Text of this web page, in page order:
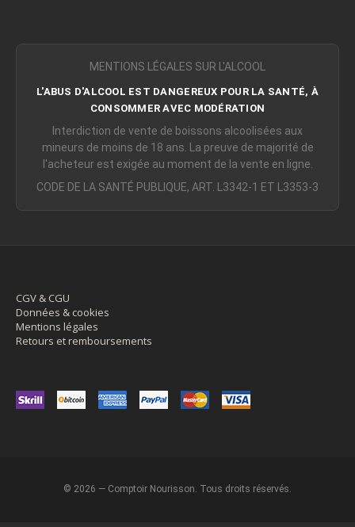
MENTIONS LÉGALES SUR L'ALCOOL
L'ABUS D'ALCOOL EST DANGEREUX POUR LA SANTÉ, À
CONSOMMER AVEC MODÉRATION
Interdiction de vente de boissons alcoolisées aux
mineurs de moins de 18 ans. La preuve de majorité de
l'acheteur est exigée au moment de la vente en ligne.
CODE DE LA SANTÉ PUBLIQUE, ART. L3342-1 ET L3353-3
CGV & CGU
Données & cookies
Mentions légales
Retours et remboursements
© 2026 — Comptoir Nourisson. Tous droits réservés.